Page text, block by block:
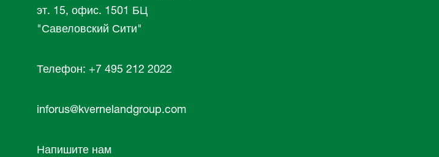
эт. 15, офис. 1501 БЦ
"Савеловский Сити"
Телефон: +7 495 212 2022
inforus@kvernelandgroup.com
Напишите нам